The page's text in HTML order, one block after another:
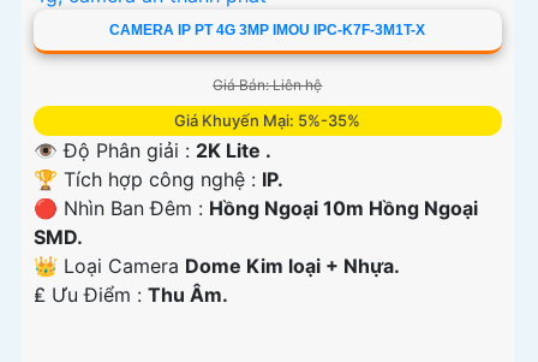
CAMERA IP PT 4G 3MP IMOU IPC-K7F-3M1T-X
Giá Bán: Liên hệ
Giá Khuyến Mại: 5%-35%
👁 Độ Phân giải : 2K Lite .
🏆 Tích hợp công nghệ : IP.
🔴 Nhìn Ban Đêm : Hồng Ngoại 10m Hồng Ngoại
SMD.
👑 Loại Camera Dome Kim loại + Nhựa.
️₤ Ưu Điểm : Thu Âm.